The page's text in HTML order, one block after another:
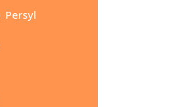
Persyl